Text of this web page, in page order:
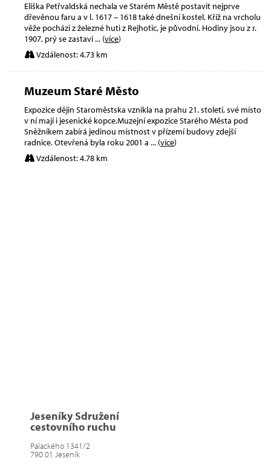
Eliška Petřvaldská nechala ve Starém Městě postavit nejprve
dřevěnou faru a v l. 1617 – 1618 také dnešní kostel. Kříž na vrcholu
věže pochází z železné huti z Rejhotic, je původní. Hodiny jsou z r.
1907, prý se zastavi... (více)
Vzdálenost: 4.73 km
Muzeum Staré Město
Expozice dějin Staroměstska vznikla na prahu 21. století, své místo
v ní mají i jesenické kopce.Muzejní expozice Starého Města pod
Sněžníkem zabírá jedinou místnost v přízemí budovy zdejší
radnice. Otevřená byla roku 2001 a ... (více)
Vzdálenost: 4.78 km
Jeseníky Sdružení
cestovního ruchu
Palackého 1341/2
790 01 Jeseník